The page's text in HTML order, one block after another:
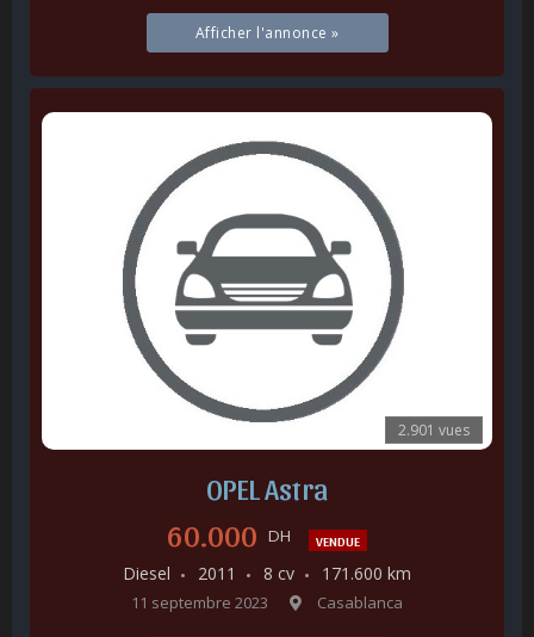
Afficher l'annonce »
2.901 vues
OPEL Astra
60.000 DH VENDUE
Diesel 2011 8 cv 171.600 km
11 septembre 2023 Casablanca